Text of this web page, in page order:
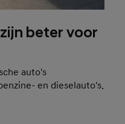
beter voor
auto's
en dieselauto's.